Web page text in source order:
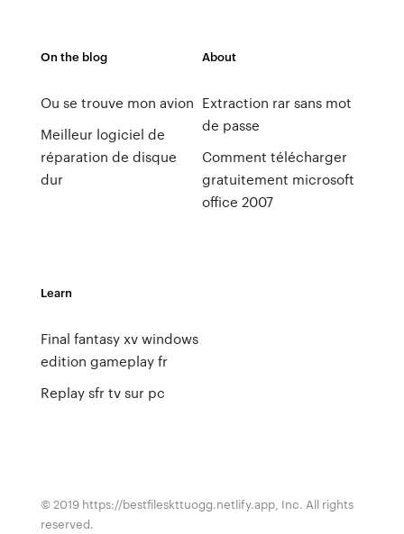
On the blog
Ou se trouve mon avion
Meilleur logiciel de
réparation de disque
dur
About
Extraction rar sans mot
de passe
Comment télécharger
gratuitement microsoft
office 2007
Learn
Final fantasy xv windows
edition gameplay fr
Replay sfr tv sur pc
© 2019 https://bestfileskttuogg.netlify.app, Inc. All rights
reserved.